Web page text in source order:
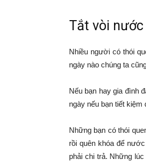
Tắt vòi
Nhiều người có thói
ngày nào chúng ta
Nếu bạn hay gia đình
ngày nếu bạn tiết
Những bạn có thói
rồi quên khóa để
phải chi trả. Những